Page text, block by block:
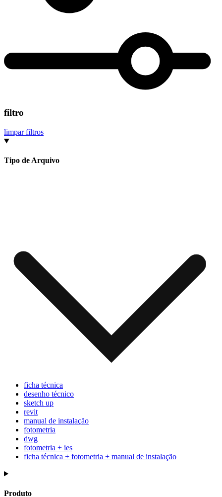
filtro
limpar filtros
Tipo de Arquivo
ficha técnica
desenho técnico
sketch up
revit
manual de instalação
fotometria
dwg
fotometria + ies
ficha técnica + fotometria + manual de instalação
Produto